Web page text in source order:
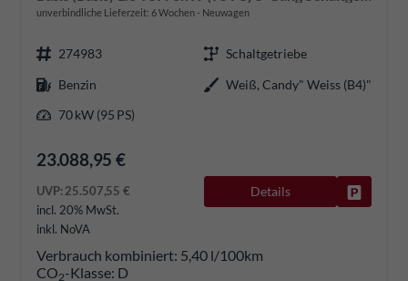
unverbindliche Lieferzeit: 6 Wochen Neuwagen
274983
Schaltgetriebe
Benzin
Weiß, Candy" Weiss (B4)"
70 kW (95 PS)
23.088,95 €
UVP:25.507,55 €
incl. 20% MwSt.
inkl. NoVA
Details
Verbrauch kombiniert: 5,40 l/100km
CO2-Klasse: D